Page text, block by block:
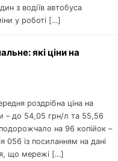
з водіїв автобуса
у роботі […]
які ціни на
роздрібна ціна на
– до 54,05 грн/л та 55,56
на 96 копійок –
056 із посиланням на дані
що мережі […]